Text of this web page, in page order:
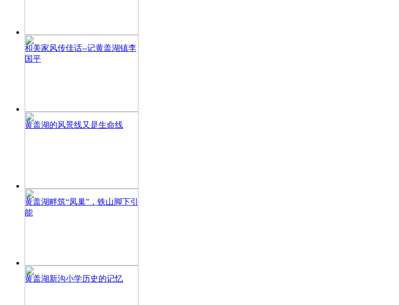
和美家风传佳话--记黄盖湖镇李
国平
黄盖湖的风景线又是生命线
黄盖湖畔筑“凤巢”，铁山脚下引
能
黄盖湖新沟小学历史的记忆